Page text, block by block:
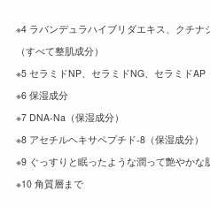
※4 ラバンデュラハイブリダエキス、クチ
（すべて整肌成分）
※5 セラミドNP、セラミドNG、セラミドAP
※6 保湿成分
※7 DNA-Na（保湿成分）
※8 アセチルヘキサペプチド-8（保湿成分）
※9 ぐっすりと眠ったような潤って艶やかな
※10 角質層まで